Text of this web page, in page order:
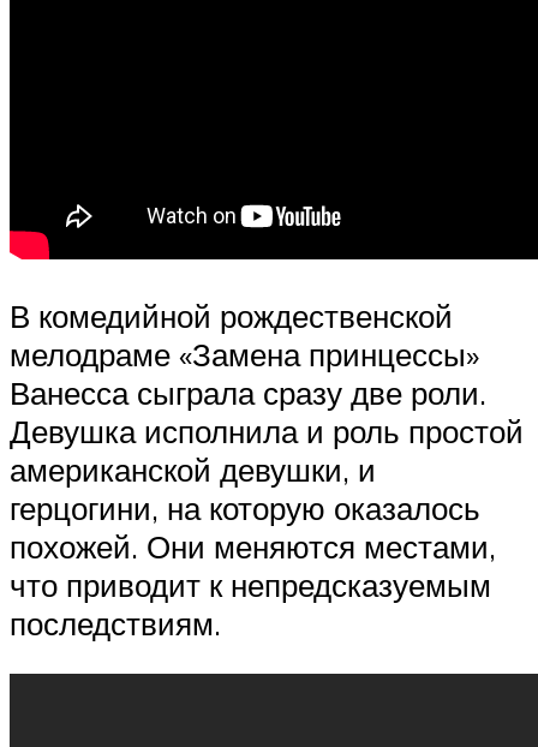
В комедийной рождественской
мелодраме «Замена принцессы»
Ванесса сыграла сразу две роли.
Девушка исполнила и роль простой
американской девушки, и
герцогини, на которую оказалось
похожей. Они меняются местами,
что приводит к непредсказуемым
последствиям.